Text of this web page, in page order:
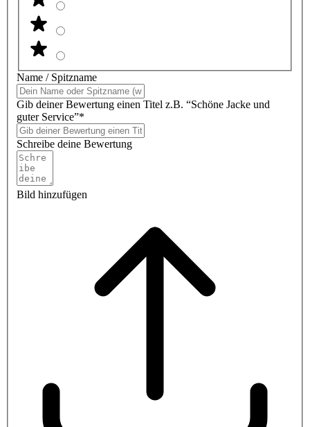
Name / Spitzname
Gib deiner Bewertung einen Titel z.B. “Schöne Jacke und
guter Service”*
Schreibe deine Bewertung
Bild hinzufügen